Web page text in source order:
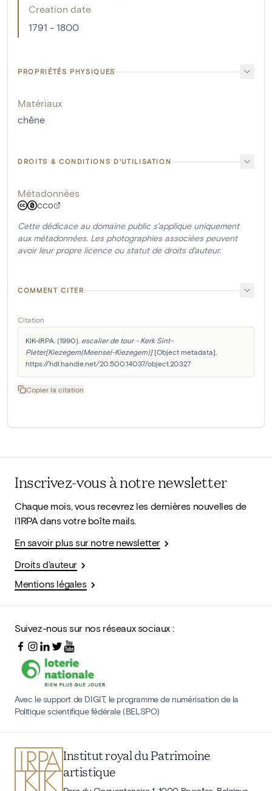
Creation date
1791 - 1800
PROPRIÉTÉS PHYSIQUES
Matériaux
chêne
DROITS & CONDITIONS D'UTILISATION
Métadonnées
CC0
Cette dédicace au domaine public s'applique uniquement
aux métadonnées. Les photographies associées peuvent
avoir leur propre licence ou statut de droits d'auteur.
COMMENT CITER
Citation
KIK-IRPA. (1990). escalier de tour - Kerk Sint-
Pieter[Kiezegem(Meensel-Kiezegem)] [Object metadata].
https://hdl.handle.net/20.500.14037/object.20327
Copier la citation
Inscrivez-vous à notre newsletter
Chaque mois, vous recevrez les dernières nouvelles de
l'IRPA dans votre boîte mails.
En savoir plus sur notre newsletter
Droits d'auteur
Mentions légales
Suivez-nous sur nos réseaux sociaux :
Avec le support de DIGIT, le programme de numérisation de la
Politique scientifique fédérale (BELSPO)
Institut royal du Patrimoine
artistique